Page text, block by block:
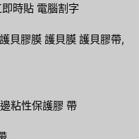
時貼 電腦割字
貝膠膜 護貝膜 護貝膠帶,
粘性保護膠 帶